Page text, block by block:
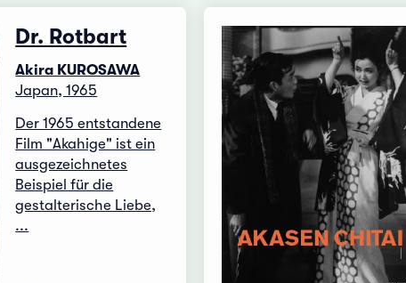
Dr. Rotbart
Akira KUROSAWA
Japan, 1965
Der 1965 entstandene
Film "Akahige" ist ein
ausgezeichnetes
Beispiel für die
gestalterische Liebe,
...